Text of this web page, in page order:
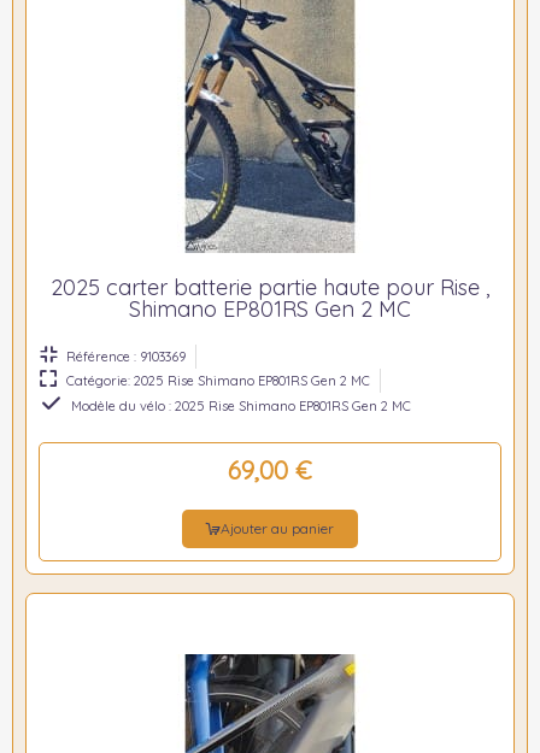
2025 carter batterie partie haute pour Rise ,
Shimano EP801RS Gen 2 MC
Référence : 9103369
Catégorie: 2025 Rise Shimano EP801RS Gen 2 MC
Modèle du vélo : 2025 Rise Shimano EP801RS Gen 2 MC
69,00 €
Ajouter au panier